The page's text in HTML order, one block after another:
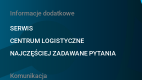
Informacje dodatkowe
SERWIS
CENTRUM LOGISTYCZNE
NAJCZĘŚCIEJ ZADAWANE PYTANIA
Komunikacja